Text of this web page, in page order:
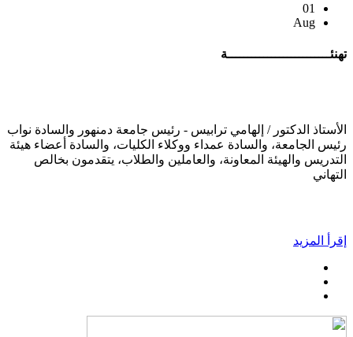
01
Aug
تهنئــــــــــــــــــــــــــة
الأستاذ الدكتور / إلهامي ترابيس - رئيس جامعة دمنهور والسادة نواب
رئيس الجامعة، والسادة عمداء ووكلاء الكليات، والسادة أعضاء هيئة
التدريس والهيئة المعاونة، والعاملين والطلاب، يتقدمون بخالص
التهاني
إقرأ المزيد